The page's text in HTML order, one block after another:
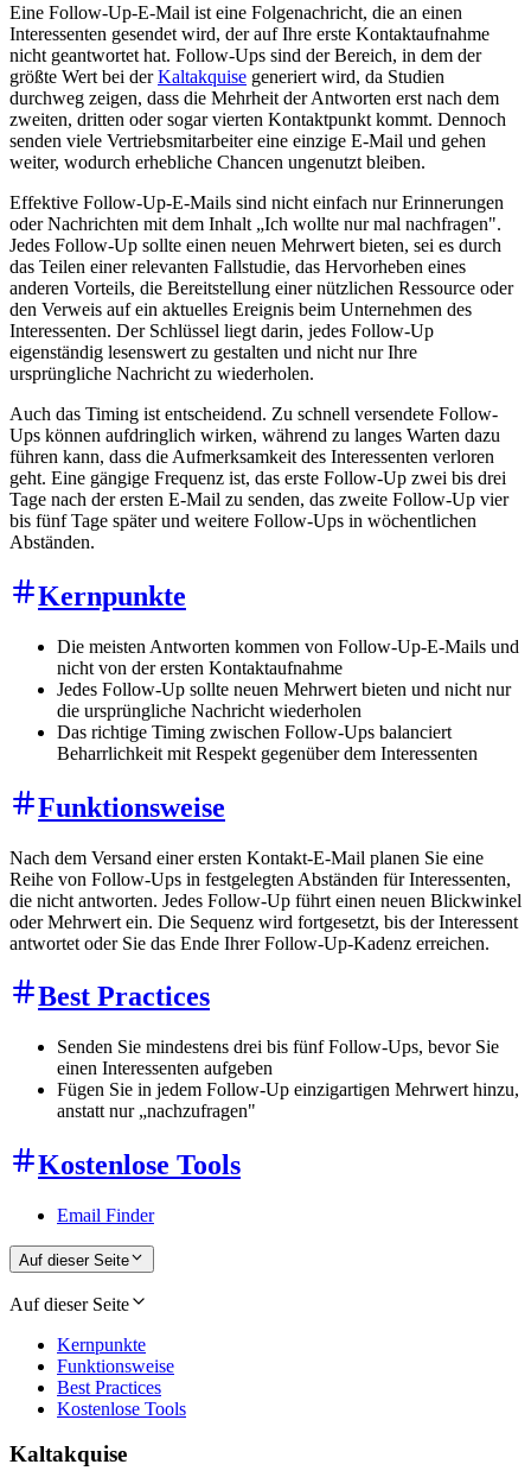
Eine Follow-Up-E-Mail ist eine Folgenachricht, die an einen
Interessenten gesendet wird, der auf Ihre erste Kontaktaufnahme
nicht geantwortet hat. Follow-Ups sind der Bereich, in dem der
größte Wert bei derKaltakquise generiert wird, da Studien
durchweg zeigen, dass die Mehrheit der Antworten erst nach dem
zweiten, dritten oder sogar vierten Kontaktpunkt kommt. Dennoch
senden viele Vertriebsmitarbeiter eine einzige E-Mail und gehen
weiter, wodurch erhebliche Chancen ungenutzt bleiben.
Effektive Follow-Up-E-Mails sind nicht einfach nur Erinnerungen
oder Nachrichten mit dem Inhalt „Ich wollte nur mal nachfragen".
Jedes Follow-Up sollte einen neuen Mehrwert bieten, sei es durch
das Teilen einer relevanten Fallstudie, das Hervorheben eines
anderen Vorteils, die Bereitstellung einer nützlichen Ressource oder
den Verweis auf ein aktuelles Ereignis beim Unternehmen des
Interessenten. Der Schlüssel liegt darin, jedes Follow-Up
eigenständig lesenswert zu gestalten und nicht nur Ihre
ursprüngliche Nachricht zu wiederholen.
Auch das Timing ist entscheidend. Zu schnell versendete Follow-
Ups können aufdringlich wirken, während zu langes Warten dazu
führen kann, dass die Aufmerksamkeit des Interessenten verloren
geht. Eine gängige Frequenz ist, das erste Follow-Up zwei bis drei
Tage nach der ersten E-Mail zu senden, das zweite Follow-Up vier
bis fünf Tage später und weitere Follow-Ups in wöchentlichen
Abständen.
Kernpunkte
Die meisten Antworten kommen von Follow-Up-E-Mails und
nicht von der ersten Kontaktaufnahme
Jedes Follow-Up sollte neuen Mehrwert bieten und nicht nur
die ursprüngliche Nachricht wiederholen
Das richtige Timing zwischen Follow-Ups balanciert
Beharrlichkeit mit Respekt gegenüber dem Interessenten
Funktionsweise
Nach dem Versand einer ersten Kontakt-E-Mail planen Sie eine
Reihe von Follow-Ups in festgelegten Abständen für Interessenten,
die nicht antworten. Jedes Follow-Up führt einen neuen Blickwinkel
oder Mehrwert ein. Die Sequenz wird fortgesetzt, bis der Interessent
antwortet oder Sie das Ende Ihrer Follow-Up-Kadenz erreichen.
Best Practices
Senden Sie mindestens drei bis fünf Follow-Ups, bevor Sie
einen Interessenten aufgeben
Fügen Sie in jedem Follow-Up einzigartigen Mehrwert hinzu,
anstatt nur „nachzufragen"
Kostenlose Tools
Email Finder
Auf dieser Seite
Auf dieser Seite
Kernpunkte
Funktionsweise
Best Practices
Kostenlose Tools
Kaltakquise